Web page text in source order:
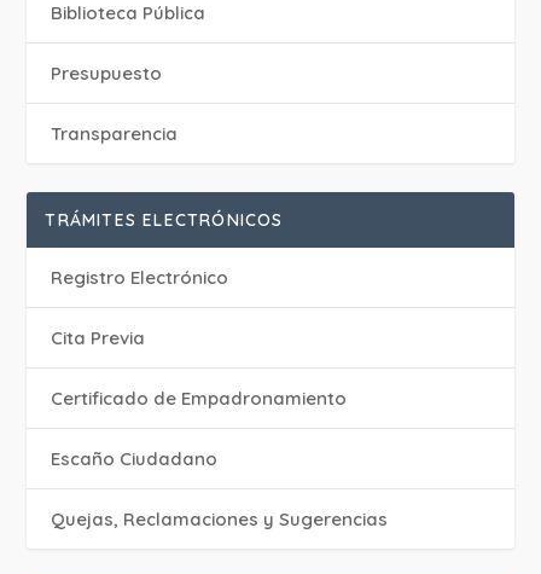
Biblioteca Pública
Presupuesto
Transparencia
TRÁMITES ELECTRÓNICOS
Registro Electrónico
Cita Previa
Certificado de Empadronamiento
Escaño Ciudadano
Quejas, Reclamaciones y Sugerencias